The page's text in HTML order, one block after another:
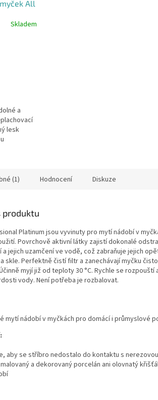
All
Skladem
a
lesk
(1) Hodnocení Diskuze
produktu
Platinum jsou vyvinuty pro mytí nádobí v
Povrchově aktivní látky zajistí dokonalé
jejich uzamčení ve vodě, což zabraňuje jejich
skle. Perfektně čistí filtr a zanechávají myčku
myjí již od teploty 30 °C. Rychle se rozpouští
vody. Není potřeba je rozbalovat.
mytí nádobí v myčkách pro domácí i průmyslové
aby se stříbro nedostalo do kontaktu s
a dekorovaný porcelán ani olovnatý